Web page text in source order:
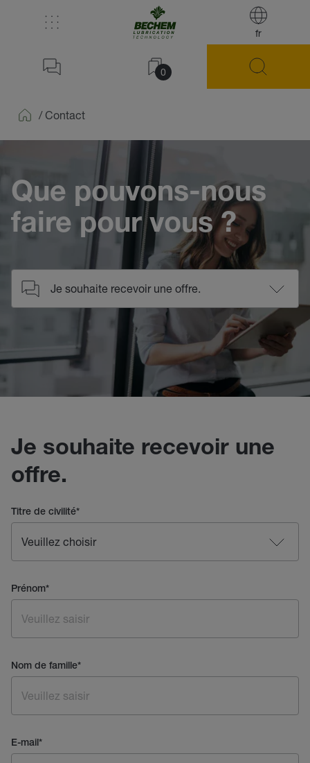
fr
0
/ Contact
Que pouvons-nous
faire pour vous ?
Je souhaite recevoir une
offre.
Titre de civilité*
Prénom*
Nom de famille*
E-mail*